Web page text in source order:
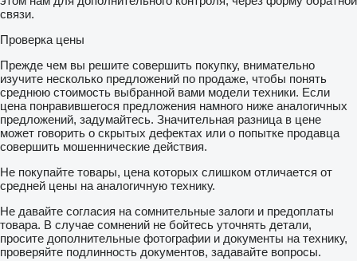
связи.
Проверка цены
Прежде чем вы решите совершить покупку, внимательно
изучите несколько предложений по продаже, чтобы понять
среднюю стоимость выбранной вами модели техники. Если
цена понравившегося предложения намного ниже аналогичных
предложений, задумайтесь. Значительная разница в цене
может говорить о скрытых дефектах или о попытке продавца
совершить мошеннические действия.
Не покупайте товары, цена которых слишком отличается от
средней цены на аналогичную технику.
Не давайте согласия на сомнительные залоги и предоплаты
товара. В случае сомнений не бойтесь уточнять детали,
просите дополнительные фотографии и документы на технику,
проверяйте подлинность документов, задавайте вопросы.